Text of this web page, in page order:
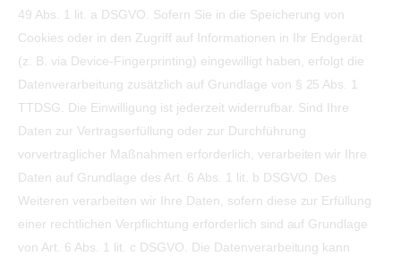
49 Abs. 1 lit. a DSGVO. Sofern Sie in die Speicherung von
Cookies oder in den Zugriff auf Informationen in Ihr Endgerät
(z. B. via Device-Fingerprinting) eingewilligt haben, erfolgt die
Datenverarbeitung zusätzlich auf Grundlage von § 25 Abs. 1
TTDSG. Die Einwilligung ist jederzeit widerrufbar. Sind Ihre
Daten zur Vertragserfüllung oder zur Durchführung
vorvertraglicher Maßnahmen erforderlich, verarbeiten wir Ihre
Daten auf Grundlage des Art. 6 Abs. 1 lit. b DSGVO. Des
Weiteren verarbeiten wir Ihre Daten, sofern diese zur Erfüllung
einer rechtlichen Verpflichtung erforderlich sind auf Grundlage
von Art. 6 Abs. 1 lit. c DSGVO. Die Datenverarbeitung kann